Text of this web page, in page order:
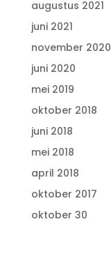
augustus 2021
juni 2021
november 2020
juni 2020
mei 2019
oktober 2018
juni 2018
mei 2018
april 2018
oktober 2017
oktober 30